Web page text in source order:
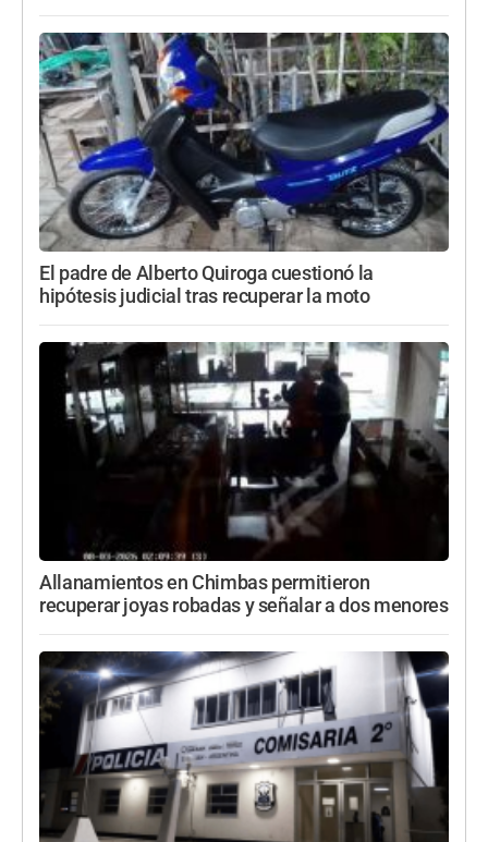
El padre de Alberto Quiroga cuestionó la
hipótesis judicial tras recuperar la moto
Allanamientos en Chimbas permitieron
recuperar joyas robadas y señalar a dos menores